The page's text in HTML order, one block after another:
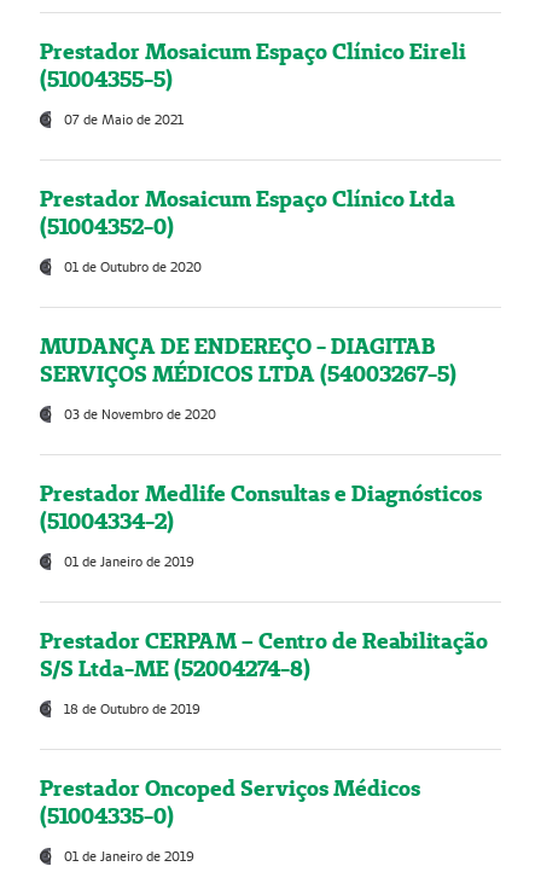
Prestador Mosaicum Espaço Clínico Eireli
(51004355-5)
07 de Maio de 2021
Prestador Mosaicum Espaço Clínico Ltda
(51004352-0)
01 de Outubro de 2020
MUDANÇA DE ENDEREÇO - DIAGITAB
SERVIÇOS MÉDICOS LTDA (54003267-5)
03 de Novembro de 2020
Prestador Medlife Consultas e Diagnósticos
(51004334-2)
01 de Janeiro de 2019
Prestador CERPAM – Centro de Reabilitação
S/S Ltda-ME (52004274-8)
18 de Outubro de 2019
Prestador Oncoped Serviços Médicos
(51004335-0)
01 de Janeiro de 2019